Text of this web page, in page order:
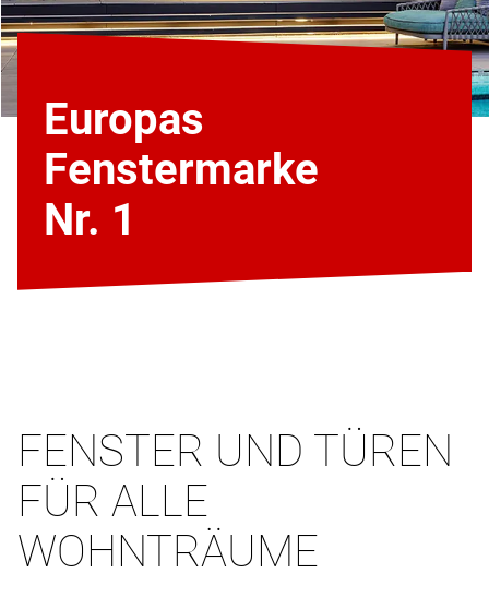
Europas
Fenstermarke
Nr. 1
FENSTER UND TÜREN
FÜR ALLE
WOHNTRÄUME